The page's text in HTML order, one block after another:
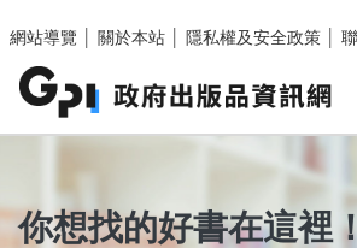
網站導覽
關於本站 隱私權及安全政策
你想找的好書在這裡！